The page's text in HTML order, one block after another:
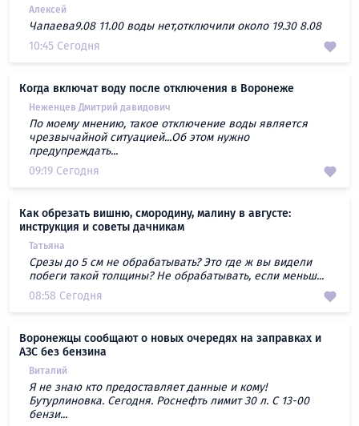
Алексей
Чапаева9.08 11.00 воды нет,отключили около 19.30 8.08
10:45 Сегодня
Когда включат воду после отключения в Воронеже
Неженцев Дмитрий давидович
По моему мнению, такое отключение воды является
чрезвычайной ситуацией...Об этом нужно
предупреждать...
09:19 Сегодня
Как обрезать вишню, смородину, малину в августе:
инструкция и советы дачникам
Татьяна
Срезы до 5 см не обрабатывать? Это где ж вы видели
побеги такой толщины? Не обрабатывать, если меньш...
08:58 Сегодня
Воронежцы сообщают о новых очередях на заправках и
АЗС без бензина
Виталий
Я не знаю кто предоставляет данные и кому!
Бутурлиновка. Сегодня. Роснефть лимит 30 л. С 13-00
бензи...